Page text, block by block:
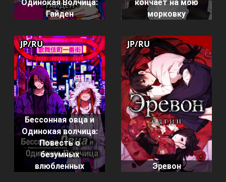
Одинокая Волчица:
Гайден
кончает на мою
морковку
Бессонная овца и
Одинокая волчица:
Повесть о
безумных
влюбленных
JP/RU
Эревон
JP/RU